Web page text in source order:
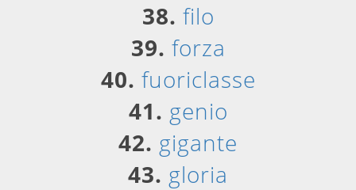
38. filo
39. forza
40. fuoriclasse
41. genio
42. gigante
43. gloria